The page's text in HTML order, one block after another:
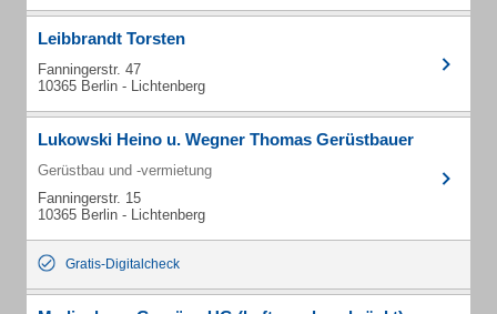
Leibbrandt Torsten
Fanningerstr. 47
10365 Berlin - Lichtenberg
Lukowski Heino u. Wegner Thomas Gerüstbauer
Gerüstbau und -vermietung
Fanningerstr. 15
10365 Berlin - Lichtenberg
Gratis-Digitalcheck